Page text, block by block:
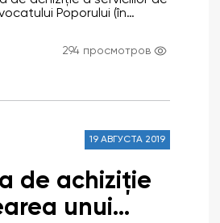
Poporului (în
294 просмотров
19 АВГУСТА 2019
unui